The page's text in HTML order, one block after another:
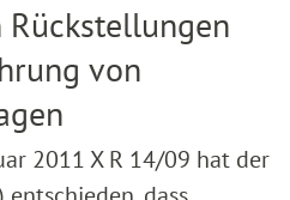
von
2011 X R 14/09 hat der